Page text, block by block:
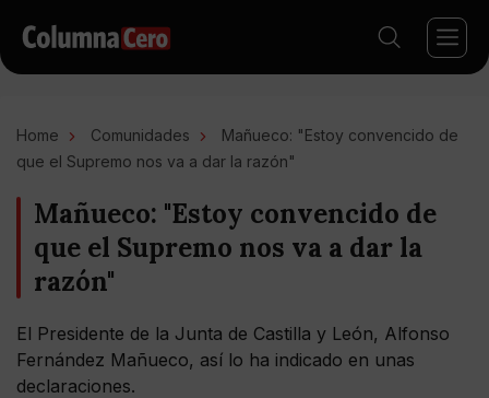
Home Comunidades
Mañueco: "Estoy convencido de
que el Supremo nos va a dar la razón"
Mañueco: "Estoy convencido de
que el Supremo nos va a dar la
razón"
El Presidente de la Junta de Castilla y León, Alfonso
Fernández Mañueco, así lo ha indicado en unas
declaraciones.